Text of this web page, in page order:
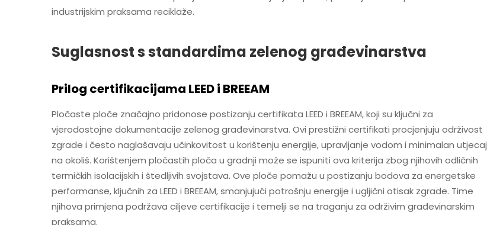
industrijskim praksama reciklaže.
Suglasnost s standardima zelenog građevinarstva
Prilog certifikacijama LEED i BREEAM
Pločaste ploče značajno pridonose postizanju certifikata LEED i BREEAM, koji su ključni za
vjerodostojne dokumentacije zelenog građevinarstva. Ovi prestižni certifikati procjenjuju održivost
zgrade i često naglašavaju učinkovitost u korištenju energije, upravljanje vodom i minimalan utjecaj
na okoliš. Korištenjem pločastih ploča u gradnji može se ispuniti ova kriterija zbog njihovih odličnih
termičkih isolacijskih i štedljivih svojstava. Ove ploče pomažu u postizanju bodova za energetske
performanse, ključnih za LEED i BREEAM, smanjujući potrošnju energije i ugljični otisak zgrade. Time
njihova primjena podržava ciljeve certifikacije i temelji se na traganju za održivim građevinarskim
praksama.